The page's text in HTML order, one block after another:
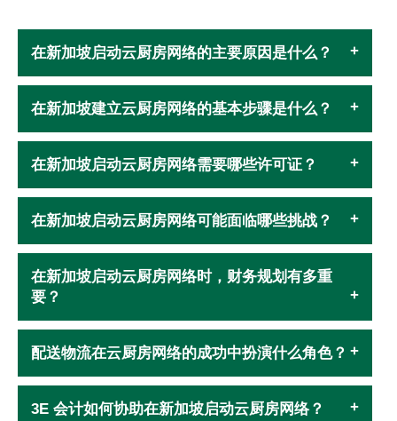
在新加坡启动云厨房网络的主要原因是什么？
在新加坡建立云厨房网络的基本步骤是什么？
在新加坡启动云厨房网络需要哪些许可证？
在新加坡启动云厨房网络可能面临哪些挑战？
在新加坡启动云厨房网络时，财务规划有多重
要？
配送物流在云厨房网络的成功中扮演什么角色？
3E 会计如何协助在新加坡启动云厨房网络？